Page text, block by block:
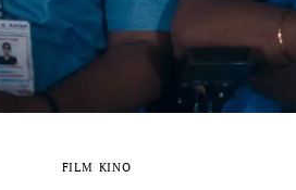
FILM KINO